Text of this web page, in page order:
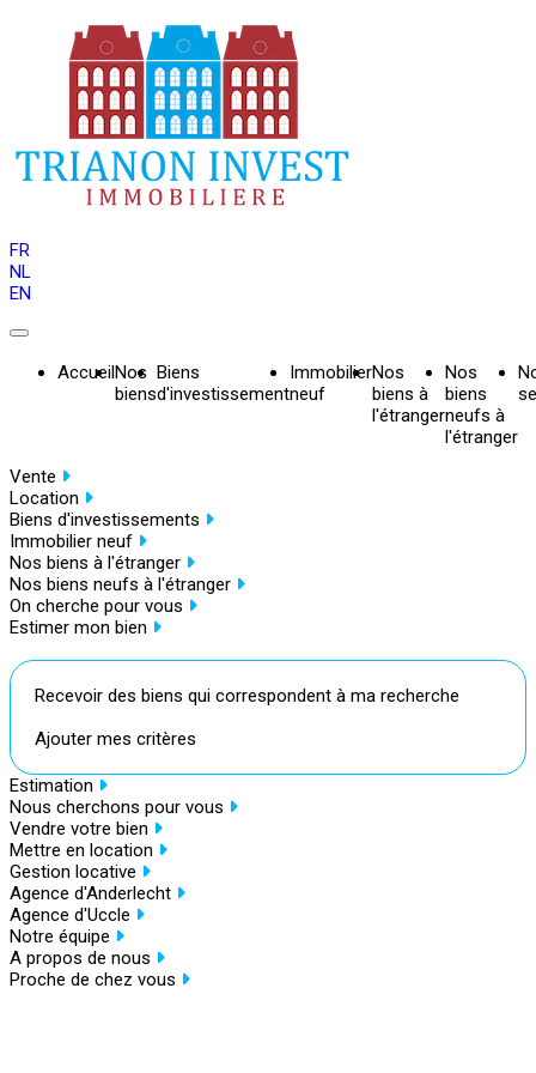
FR
NL
EN
AccueilNos
biens
Biens
d'investissement
Immobilier
neuf
Nos
biens à
l'étranger
Nos
biens
neufs à
l'étranger
Vente
Location
Biens d'investissements
Immobilier neuf
Nos biens à l'étranger
Nos biens neufs à l'étranger
On cherche pour vous
Estimer mon bien
Recevoir des biens qui correspondent à ma recherche
Ajouter mes critères
Estimation
Nous cherchons pour vous
Vendre votre bien
Mettre en location
Gestion locative
Agence d'Anderlecht
Agence d'Uccle
Notre équipe
A propos de nous
Proche de chez vous